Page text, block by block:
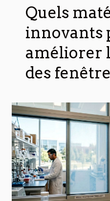
Quels
innovants
améliorer
des